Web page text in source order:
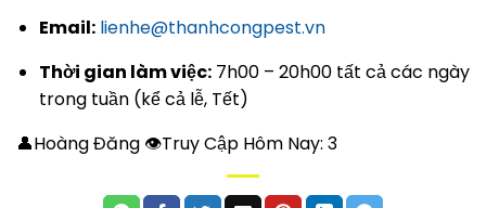
Email: lienhe@thanhcongpest.vn
Thời gian làm việc:7h00 – 20h00 tất cả các ngày
trong tuần (kể cả lễ, Tết)
👤Hoàng Đăng 👁Truy Cập Hôm Nay: 3